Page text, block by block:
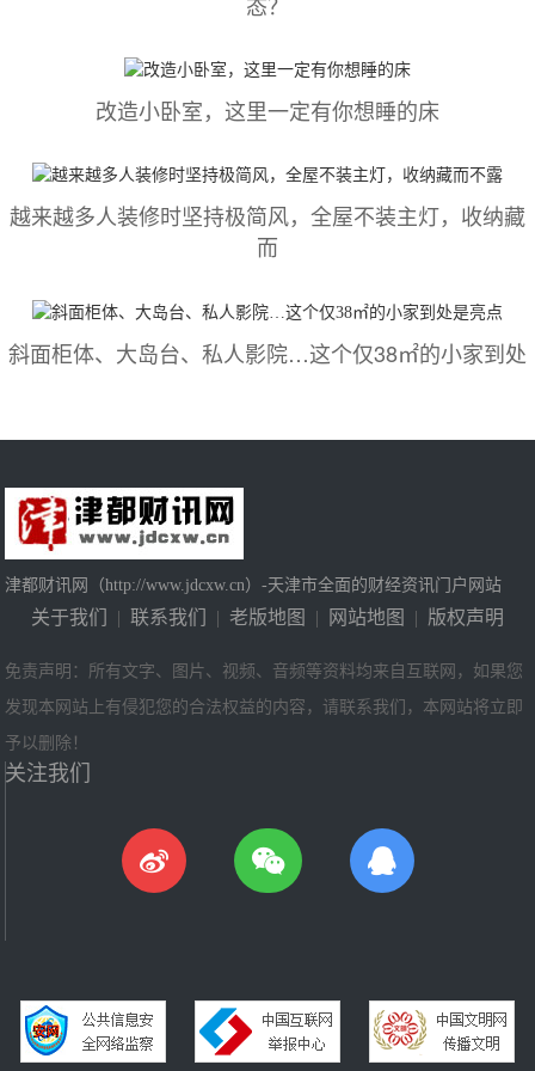
改造小卧室，这里一定有你想睡的床
越来越多人装修时坚持极简风，全屋不装主灯，收纳藏
而
斜面柜体、大岛台、私人影院…这个仅38㎡的小家到处
津都财讯网（http://www.jdcxw.cn）-天津市全面的财经资讯门户网站
关于我们 | 联系我们 | 老版地图 | 网站地图 | 版权声明
免责声明：所有文字、图片、视频、音频等资料均来自互联网，如果您
发现本网站上有侵犯您的合法权益的内容，请联系我们，本网站将立即
予以删除！
关注我们